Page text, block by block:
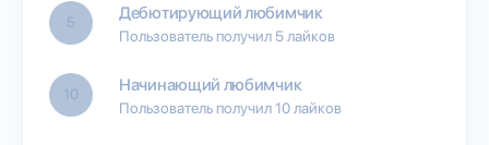
5 Дебютирующий любимчик
Пользователь получил 5 лайков
10 Начинающий любимчик
Пользователь получил 10 лайков